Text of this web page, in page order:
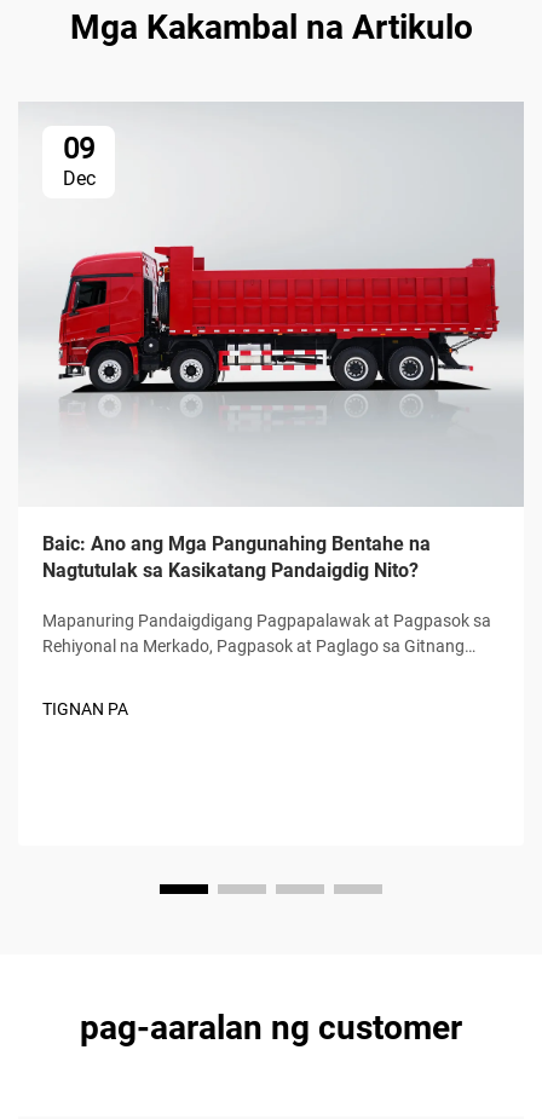
Mga Kakambal na Artikulo
09
Dec
Baic: Ano ang Mga Pangunahing Bentahe na
Nagtutulak sa Kasikatang Pandaigdig Nito?
Mapanuring Pandaigdigang Pagpapalawak at Pagpasok sa
Rehiyonal na Merkado, Pagpasok at Paglago sa Gitnang
benta sa rehiyon ng MENA nang humigit-kumulang 34%
TIGNAN PA
pag-aaralan ng customer